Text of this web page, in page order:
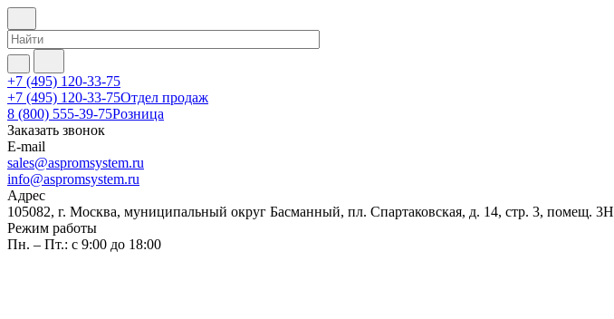
+7 (495) 120-33-75
+7 (495) 120-33-75Отдел продаж
8 (800) 555-39-75Розница
Заказать звонок
E-mail
sales@aspromsystem.ru
info@aspromsystem.ru
Адрес
105082, г. Москва, муниципальный округ Басманный, пл. Спартаковская, д. 14, стр. 3, помещ. 3Н
Режим работы
Пн. – Пт.: с 9:00 до 18:00